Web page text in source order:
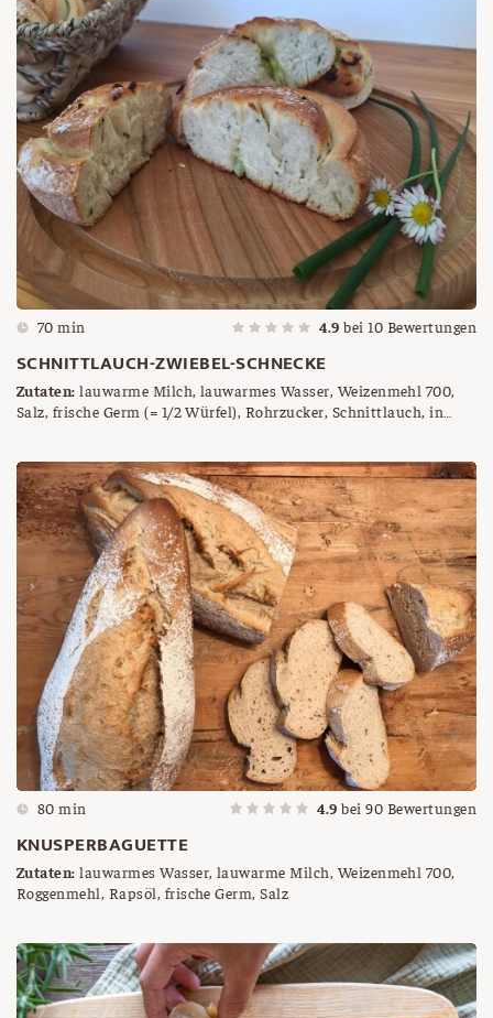
70 min 4.9 bei10 Bewertungen
SCHNITTLAUCH-ZWIEBEL-SCHNECKE
Zutaten: lauwarme Milch, lauwarmes Wasser, Weizenmehl 700,
Salz, frische Germ (= 1/2 Würfel), Rohrzucker, Schnittlauch, in
80 min 4.9 bei90 Bewertungen
KNUSPERBAGUETTE
Zutaten: lauwarmes Wasser, lauwarme Milch, Weizenmehl 700,
Roggenmehl, Rapsöl, frische Germ, Salz